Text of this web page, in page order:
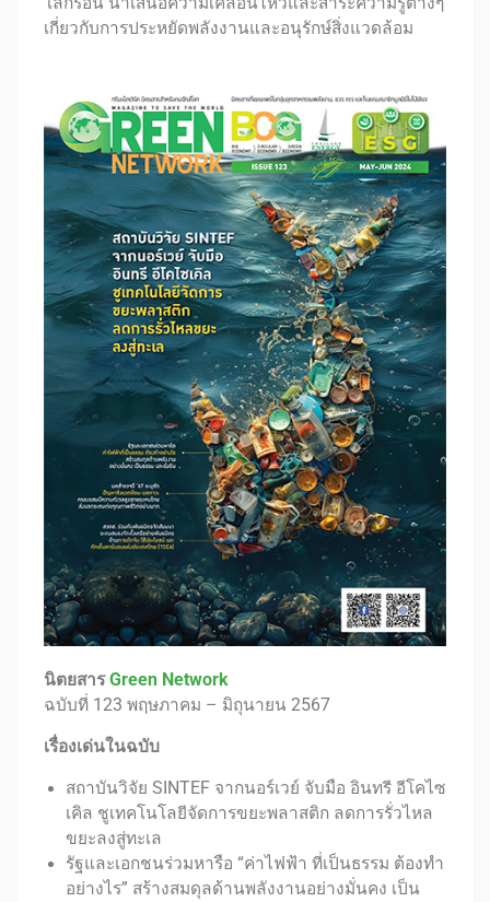
เกี่ยวกับการประหยัดพลังงานและอนุรักษ์สิ่งแวดล้อม
นิตยสารGreen Network
ฉบับที่ 123 พฤษภาคม – มิถุนายน 2567
เรื่องเด่นในฉบับ
สถาบันวิจัย SINTEF จากนอร์เวย์ จับมือ อินทรี อีโคไซ
เคิล ชูเทคโนโลยีจัดการขยะพลาสติก ลดการรั่วไหล
ขยะลงสู่ทะเล
รัฐและเอกชนร่วมหารือ “ค่าไฟฟ้า ที่เป็นธรรม ต้องทำ
อย่างไร” สร้างสมดุลด้านพลังงานอย่างมั่นคง เป็น